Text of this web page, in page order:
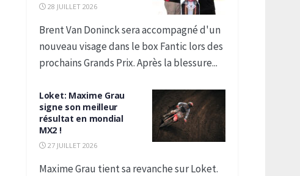
28 JUILLET 2026
Brent Van Doninck sera accompagné d'un
nouveau visage dans le box Fantic lors des
prochains Grands Prix. Après la blessure...
Loket: Maxime Grau
signe son meilleur
résultat en mondial
MX2 !
27 JUILLET 2026
Maxime Grau tient sa revanche sur Loket.